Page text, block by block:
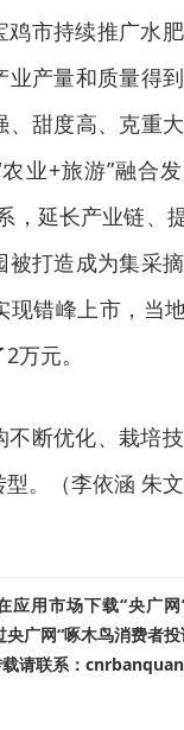
鸡市持续推广水
业产量和质量得
甜度高、克重
业+旅游”融合
，延长产业链、
被打造成为集采
现错峰上市，当
万元。
不断优化、栽培
。（李依涵 朱文
应用市场下载“央广
广网“啄木鸟消费者
请联系：